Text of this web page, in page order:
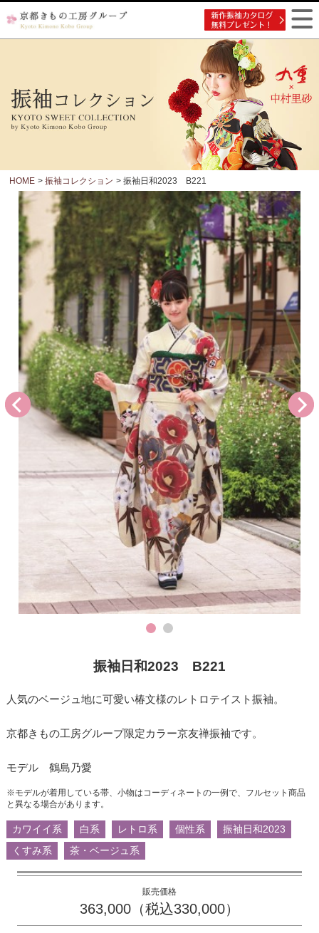
HOME >振袖コレクション > 振袖日和2023 B221
振袖日和2023 B221
人気のベージュ地に可愛い椿文様のレトロテイスト振袖。
京都きもの工房グループ限定カラー京友禅振袖です。
モデル 鶴島乃愛
※モデルが着用している帯、小物はコーディネートの一例で、フルセット商品
と異なる場合があります。
カワイイ系 白系 レトロ系 個性系
振袖日和2023
くすみ系
茶・ベージュ系
販売価格
363,000（税込330,000）